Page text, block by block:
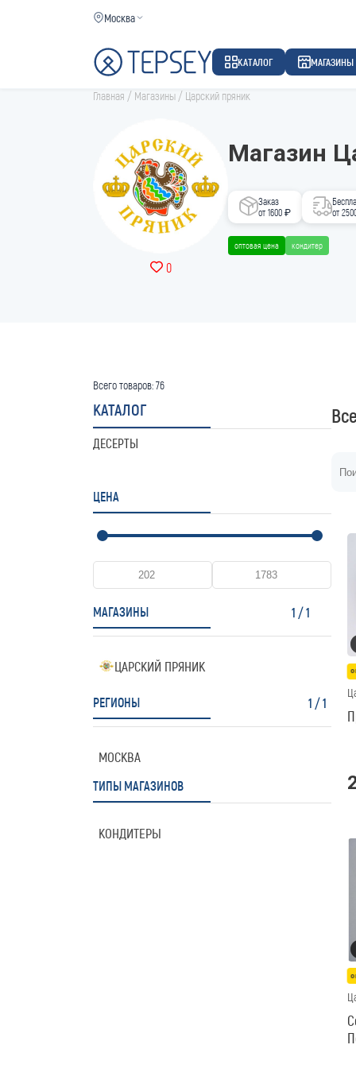
Москва
КАТАЛОГ МАГАЗИНЫ
Главная / Магазины / Царский пряник
0
Магазин
Заказ
от 1600 ₽
от
оптовая цена кондитер
Всего товаров:76
КАТАЛОГ
ДЕСЕРТЫ
ЦЕНА
МАГАЗИНЫ 1 /1
ЦАРСКИЙ ПРЯНИК
РЕГИОНЫ 1 /1
МОСКВА
ТИПЫ МАГАЗИНОВ
КОНДИТЕРЫ